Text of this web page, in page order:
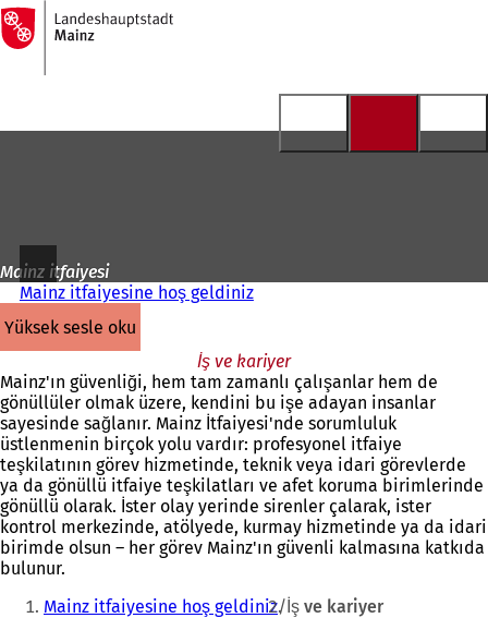
İçeriğe atla
Ana
sayfaya
Mainz itfaiyesi
Mainz itfaiyesine hoş geldiniz
yüksek sesle oku
İş ve kariyer
Mainz'ın güvenliği, hem tam zamanlı çalışanlar hem de
gönüllüler olmak üzere, kendini bu işe adayan insanlar
sayesinde sağlanır. Mainz İtfaiyesi'nde sorumluluk
üstlenmenin birçok yolu vardır: profesyonel itfaiye
teşkilatının görev hizmetinde, teknik veya idari görevlerde
ya da gönüllü itfaiye teşkilatları ve afet koruma birimlerinde
gönüllü olarak. İster olay yerinde sirenler çalarak, ister
kontrol merkezinde, atölyede, kurmay hizmetinde ya da idari
birimde olsun – her görev Mainz'ın güvenli kalmasına katkıda
bulunur.
Buradasınız:
Mainz itfaiyesine hoş geldiniz İş ve kariyer